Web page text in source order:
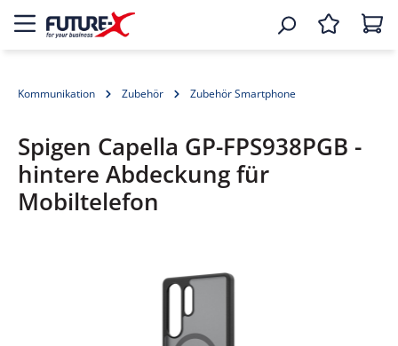
Kommunikation Zubehör Zubehör Smartphone
Spigen Capella GP-FPS938PGB -
hintere Abdeckung für
Mobiltelefon